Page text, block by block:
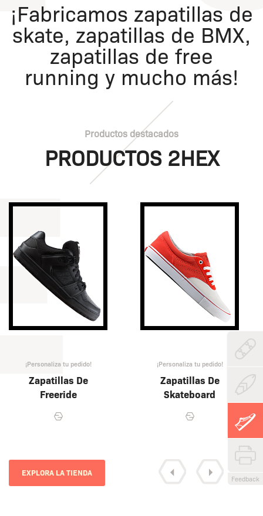
Feedback
¡Fabricamos zapatillas de
skate, zapatillas de BMX,
zapatillas de free
running y mucho más!
Productos destacados
PRODUCTOS 2HEX
¡Personaliza tu pedido!
Zapatillas De
Freeride
¡Personaliza tu pedido!
Zapatillas De
Skateboard
EXPLORA LA TIENDA